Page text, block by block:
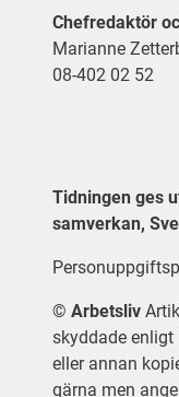
Chefredaktör
Marianne
08-402 02 52
Tidningen ges
samverkan,
© Arbetsliv
skyddade
eller annan
gärna men